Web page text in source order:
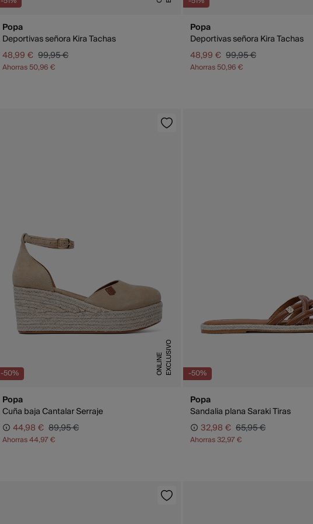
Popa
Deportivas señora Kira Tachas
48,99 € 99,95 €
Ahorras50,96 €
Popa
Deportivas señora Kira Tachas
48,99 € 99,95 €
Ahorras50,96 €
-50% E
X
C
L
U
S
I
V
O
O
N
L
I
N
E
Popa
Cuña baja Cantalar Serraje
44,98 € 89,95 €
Ahorras44,97 €
-50%
Popa
Sandalia plana Saraki Tiras
32,98 € 65,95 €
Ahorras32,97 €